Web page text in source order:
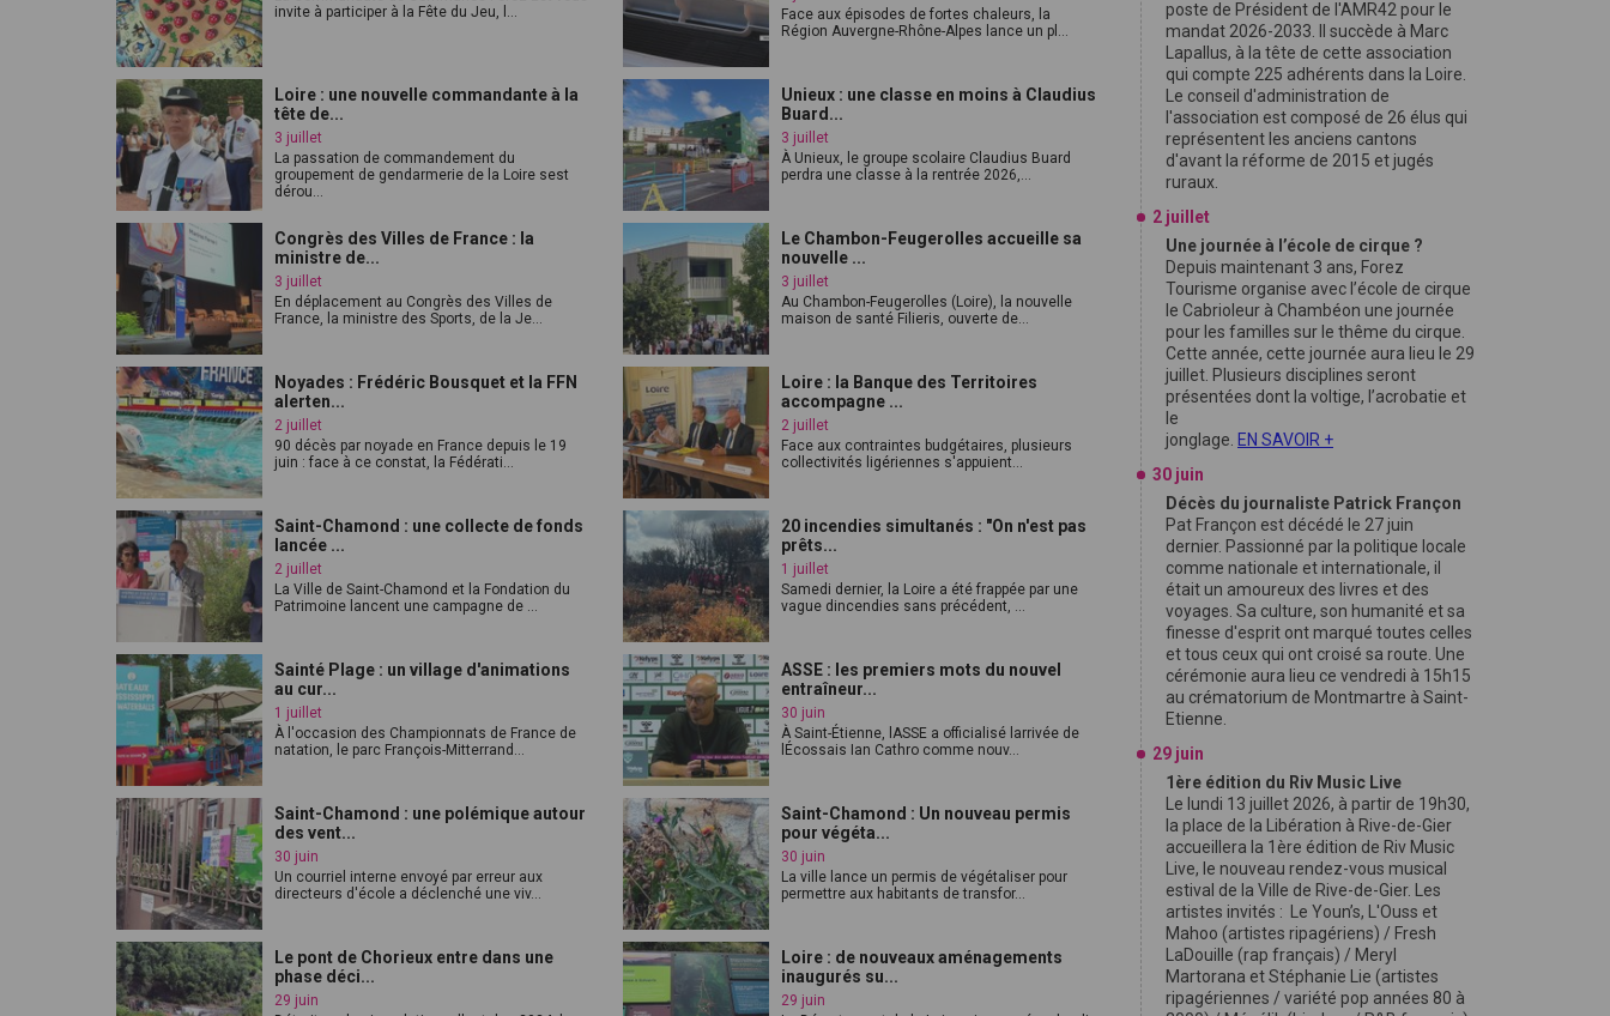
invite à participer à la Fête du Jeu, l...
Face aux épisodes de fortes chaleurs, la
Région Auvergne-Rhône-Alpes lance un pl...
Loire : une nouvelle commandante à la
tête de...
3 juillet
La passation de commandement du
groupement de gendarmerie de la Loire sest
dérou...
Unieux : une classe en moins à Claudius
Buard...
3 juillet
À Unieux, le groupe scolaire Claudius Buard
perdra une classe à la rentrée 2026,...
Congrès des Villes de France : la
ministre de...
3 juillet
En déplacement au Congrès des Villes de
France, la ministre des Sports, de la Je...
Le Chambon-Feugerolles accueille sa
nouvelle ...
3 juillet
Au Chambon-Feugerolles (Loire), la nouvelle
maison de santé Filieris, ouverte de...
Noyades : Frédéric Bousquet et la FFN
alerten...
2 juillet
90 décès par noyade en France depuis le 19
juin : face à ce constat, la Fédérati...
Loire : la Banque des Territoires
accompagne ...
2 juillet
Face aux contraintes budgétaires, plusieurs
collectivités ligériennes s'appuient...
Saint-Chamond : une collecte de fonds
lancée ...
2 juillet
La Ville de Saint-Chamond et la Fondation du
Patrimoine lancent une campagne de ...
20 incendies simultanés : "On n'est pas
prêts...
1 juillet
Samedi dernier, la Loire a été frappée par une
vague dincendies sans précédent, ...
Sainté Plage : un village d'animations
au cur...
1 juillet
À l'occasion des Championnats de France de
natation, le parc François-Mitterrand...
ASSE : les premiers mots du nouvel
entraîneur...
30 juin
À Saint-Étienne, lASSE a officialisé larrivée de
lÉcossais Ian Cathro comme nouv...
Saint-Chamond : une polémique autour
des vent...
30 juin
Un courriel interne envoyé par erreur aux
directeurs d'école a déclenché une viv...
Saint-Chamond : Un nouveau permis
pour végéta...
30 juin
La ville lance un permis de végétaliser pour
permettre aux habitants de transfor...
Le pont de Chorieux entre dans une
phase déci...
29 juin
Loire : de nouveaux aménagements
inaugurés su...
29 juin
poste de Président de l'AMR42 pour le
mandat 2026-2033. Il succède à Marc
Lapallus, à la tête de cette association
qui compte 225 adhérents dans la Loire.
Le conseil d'administration de
l'association est composé de 26 élus qui
représentent les anciens cantons
d'avant la réforme de 2015 et jugés
ruraux.
2 juillet
Une journée à l’école de cirque ?
Depuis maintenant 3 ans, Forez
Tourisme organise avec l’école de cirque
le Cabrioleur à Chambéon une journée
pour les familles sur le thême du cirque.
Cette année, cette journée aura lieu le 29
juillet. Plusieurs disciplines seront
présentées dont la voltige, l’acrobatie et
le
jonglage. EN SAVOIR +
30 juin
Décès du journaliste Patrick Françon
Pat Françon est décédé le 27 juin
dernier. Passionné par la politique locale
comme nationale et internationale, il
était un amoureux des livres et des
voyages. Sa culture, son humanité et sa
finesse d'esprit ont marqué toutes celles
et tous ceux qui ont croisé sa route. Une
cérémonie aura lieu ce vendredi à 15h15
au crématorium de Montmartre à Saint-
Etienne.
29 juin
1ère édition du Riv Music Live
Le lundi 13 juillet 2026, à partir de 19h30,
la place de la Libération à Rive-de-Gier
accueillera la 1ère édition de Riv Music
Live, le nouveau rendez-vous musical
estival de la Ville de Rive-de-Gier. Les
artistes invités : Le Youn’s, L'Ouss et
Mahoo (artistes ripagériens) / Fresh
LaDouille (rap français) / Meryl
Martorana et Stéphanie Lie (artistes
ripagériennes / variété pop années 80 à